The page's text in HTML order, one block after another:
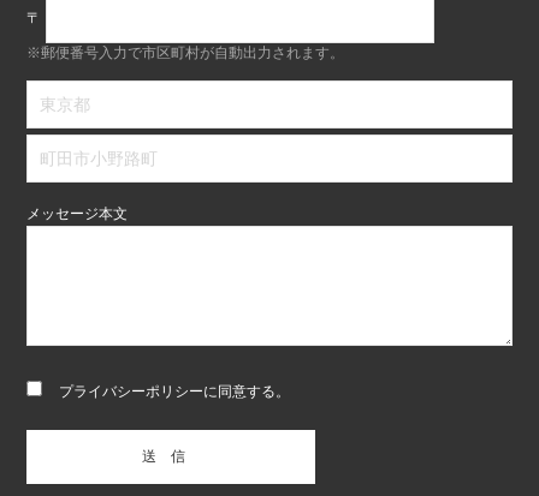
〒
※郵便番号入力で市区町村が自動出力されます。
メッセージ本文
プライバシーポリシーに同意する。